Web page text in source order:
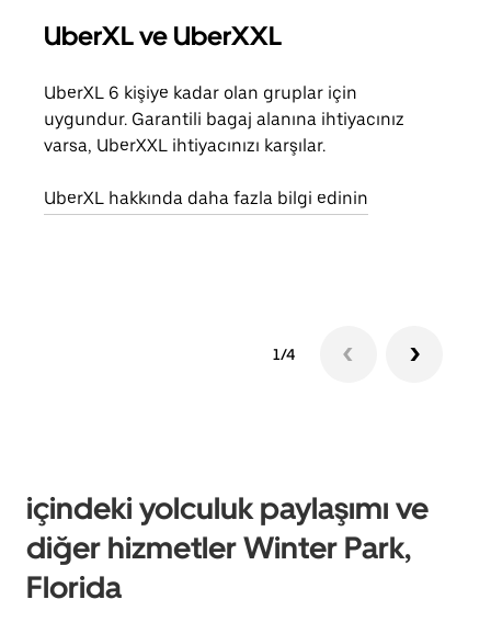
UberXL ve UberXXL
UberXL 6 kişiye kadar olan gruplar için
uygundur. Garantili bagaj alanına ihtiyacınız
varsa, UberXXL ihtiyacınızı karşılar.
UberXL hakkında daha fazla bilgi edinin
1/4
içindeki yolculuk paylaşımı ve
diğer hizmetler Winter Park,
Florida